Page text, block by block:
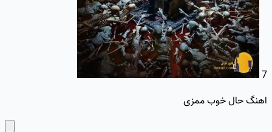
7
اهنگ حال خوب ممزی